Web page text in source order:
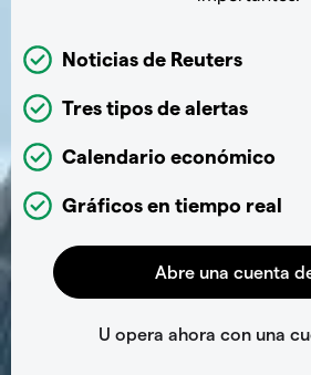
Noticias de Reuters
Tres tipos de alertas
Calendario económico
Gráficos en tiempo real